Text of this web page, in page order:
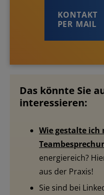
KONTAKT
PER MAIL
Das könnte Sie
interessieren:
Wie gestalte ich
energiereich?
aus der Praxis!
Sie sind bei